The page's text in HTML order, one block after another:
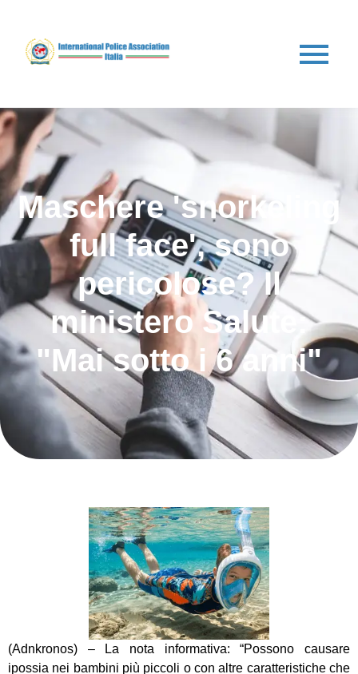
Maschere 'snorkeling
full face', sono
pericolose? Il
ministero Salute:
"Mai sotto i 6 anni"
(Adnkronos) – La nota informativa: “Possono causare
ipossia nei bambini più piccoli o con altre caratteristiche che